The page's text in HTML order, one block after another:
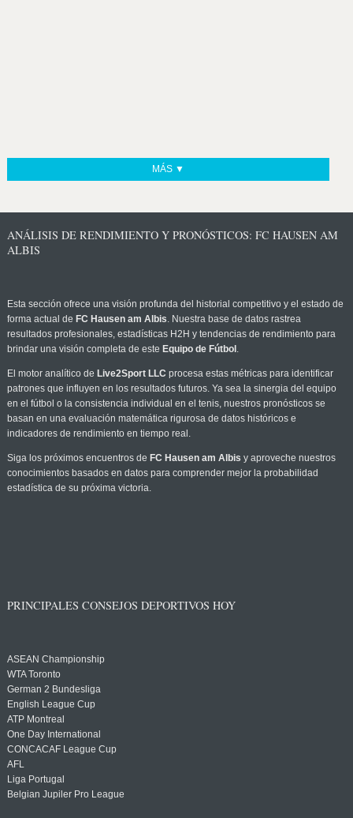
MÁS ▼
ANÁLISIS DE RENDIMIENTO Y PRONÓSTICOS: FC HAUSEN AM
ALBIS
Esta sección ofrece una visión profunda del historial competitivo y el estado de
forma actual de FC Hausen am Albis. Nuestra base de datos rastrea
resultados profesionales, estadísticas H2H y tendencias de rendimiento para
brindar una visión completa de este Equipo de Fútbol .
El motor analítico de Live2Sport LLC procesa estas métricas para identificar
patrones que influyen en los resultados futuros. Ya sea la sinergia del equipo
en el fútbol o la consistencia individual en el tenis, nuestros pronósticos se
basan en una evaluación matemática rigurosa de datos históricos e
indicadores de rendimiento en tiempo real.
Siga los próximos encuentros de FC Hausen am Albis y aproveche nuestros
conocimientos basados en datos para comprender mejor la probabilidad
estadística de su próxima victoria.
PRINCIPALES CONSEJOS DEPORTIVOS HOY
ASEAN Championship
WTA Toronto
German 2 Bundesliga
English League Cup
ATP Montreal
One Day International
CONCACAF League Cup
AFL
Liga Portugal
Belgian Jupiler Pro League